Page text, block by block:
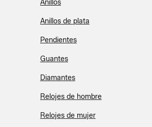
Anillos
Anillos de plata
Pendientes
Guantes
Diamantes
Relojes de hombre
Relojes de mujer